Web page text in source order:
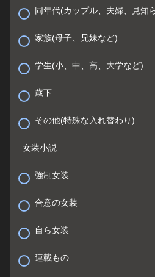
同年代(カップル、夫婦、見知
家族(母子、兄妹など)
学生(小、中、高、大学など)
歳下
その他(特殊な入れ替わり)
女装小説
強制女装
合意の女装
自ら女装
連載もの